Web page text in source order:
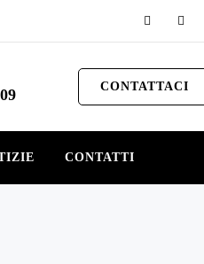
CONTATTACI
CONTATTI